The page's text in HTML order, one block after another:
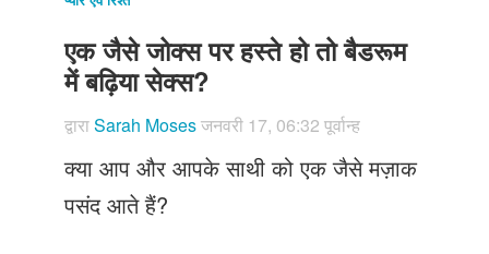
संपर्क करें
एक जैसे जोक्स पर हस्ते हो तो बैडरूम
में बढ़िया सेक्स?
द्वाराSarah Mosesजनवरी 17, 06:32 पूर्वान्ह
क्या आप और आपके साथी को एक जैसे मज़ाक
पसंद आते हैं?